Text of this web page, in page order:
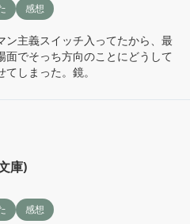
感想
ン主義スイッチ入ってたから、最
面でそっち方向のことにどうして
てしまった。鏡。
庫)
感想